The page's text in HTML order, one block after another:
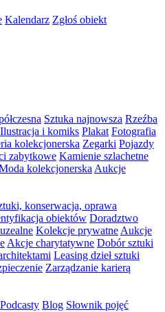
Kalendarz Zgłoś obiekt
Sztuka najnowsza Rzeźba
Ilustracja i komiks Plakat Fotografia
kolekcjonerska Zegarki Pojazdy
zabytkowe Kamienie szlachetne
kolekcjonerska Aukcje
konserwacja, oprawa
obiektów Doradztwo
Kolekcje prywatne Aukcje
Akcje charytatywne Dobór sztuki
Leasing dzieł sztuki
Zarządzanie karierą
Podcasty Blog Słownik pojęć